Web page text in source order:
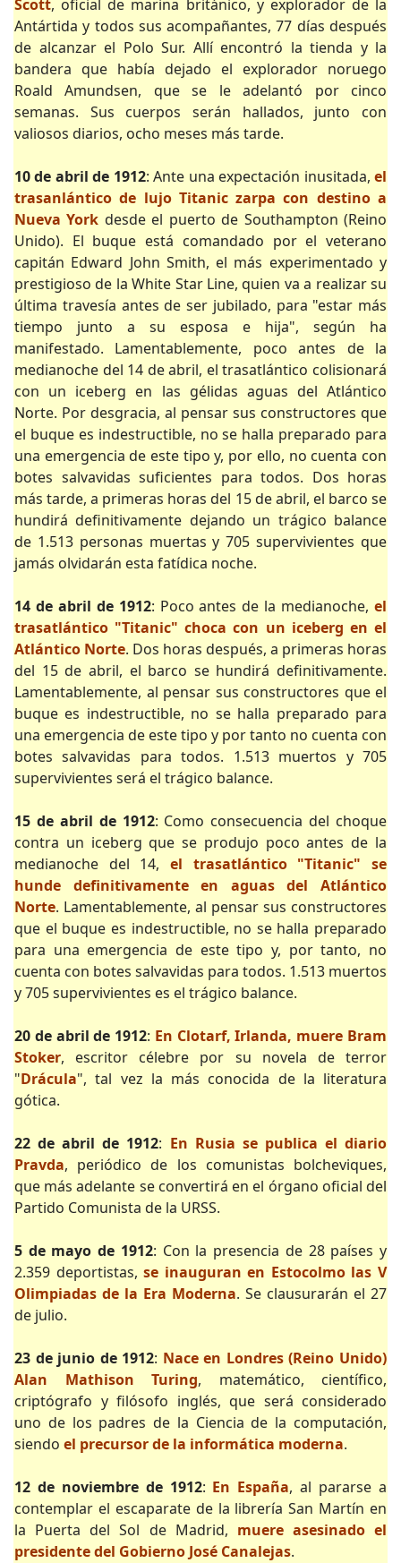
Scott, oficial de marina británico, y explorador de la
Antártida y todos sus acompañantes, 77 días después
de alcanzar el Polo Sur. Allí encontró la tienda y la
bandera que había dejado el explorador noruego
Roald Amundsen, que se le adelantó por cinco
semanas. Sus cuerpos serán hallados, junto con
valiosos diarios, ocho meses más tarde.
10 de abril de 1912: Ante una expectación inusitada,el
trasanlántico de lujo Titanic zarpa con destino a
Nueva York desde el puerto de Southampton (Reino
Unido). El buque está comandado por el veterano
capitán Edward John Smith, el más experimentado y
prestigioso de la White Star Line, quien va a realizar su
última travesía antes de ser jubilado, para "estar más
tiempo junto a su esposa e hija", según ha
manifestado. Lamentablemente, poco antes de la
medianoche del 14 de abril, el trasatlántico colisionará
con un iceberg en las gélidas aguas del Atlántico
Norte. Por desgracia, al pensar sus constructores que
el buque es indestructible, no se halla preparado para
una emergencia de este tipo y, por ello, no cuenta con
botes salvavidas suficientes para todos. Dos horas
más tarde, a primeras horas del 15 de abril, el barco se
hundirá definitivamente dejando un trágico balance
de 1.513 personas muertas y 705 supervivientes que
jamás olvidarán esta fatídica noche.
14 de abril de 1912: Poco antes de la medianoche,el
trasatlántico "Titanic" choca con un iceberg en el
Atlántico Norte. Dos horas después, a primeras horas
del 15 de abril, el barco se hundirá definitivamente.
Lamentablemente, al pensar sus constructores que el
buque es indestructible, no se halla preparado para
una emergencia de este tipo y por tanto no cuenta con
botes salvavidas para todos. 1.513 muertos y 705
supervivientes será el trágico balance.
15 de abril de 1912: Como consecuencia del choque
contra un iceberg que se produjo poco antes de la
medianoche del 14, el trasatlántico "Titanic" se
hunde definitivamente en aguas del Atlántico
Norte. Lamentablemente, al pensar sus constructores
que el buque es indestructible, no se halla preparado
para una emergencia de este tipo y, por tanto, no
cuenta con botes salvavidas para todos. 1.513 muertos
y 705 supervivientes es el trágico balance.
20 de abril de 1912: En Clotarf, Irlanda, muere Bram
Stoker, escritor célebre por su novela de terror
"Drácula", tal vez la más conocida de la literatura
gótica.
22 de abril de 1912: En Rusia se publica el diario
Pravda, periódico de los comunistas bolcheviques,
que más adelante se convertirá en el órgano oficial del
Partido Comunista de la URSS.
5 de mayo de 1912: Con la presencia de 28 países y
2.359 deportistas,se inauguran en Estocolmo las V
Olimpiadas de la Era Moderna. Se clausurarán el 27
de julio.
23 de junio de 1912: Nace en Londres (Reino Unido)
Alan Mathison Turing, matemático, científico,
criptógrafo y filósofo inglés, que será considerado
uno de los padres de la Ciencia de la computación,
siendo el precursor de la informática moderna.
12 de noviembre de 1912: En España, al pararse a
contemplar el escaparate de la librería San Martín en
la Puerta del Sol de Madrid, muere asesinado el
presidente del Gobierno José Canalejas.